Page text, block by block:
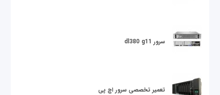
سرور dl380 g11
تعمیر تخصصی سرور اچ پی